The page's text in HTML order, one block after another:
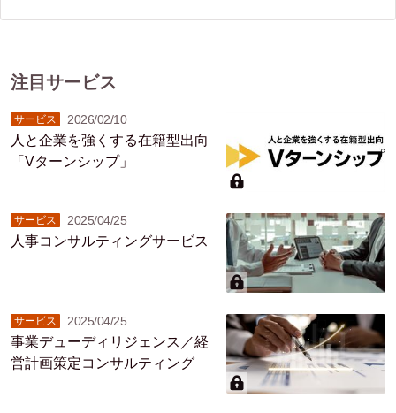
注目サービス
サービス 2026/02/10
人と企業を強くする在籍型出向
「Vターンシップ」
サービス 2025/04/25
人事コンサルティングサービス
サービス 2025/04/25
事業デューディリジェンス／経
営計画策定コンサルティング